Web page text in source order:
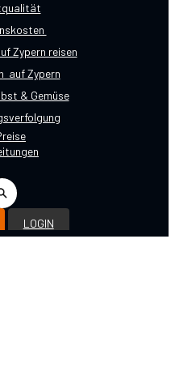
Zypern reisen
auf Zypern
& Gemüse
LOGIN